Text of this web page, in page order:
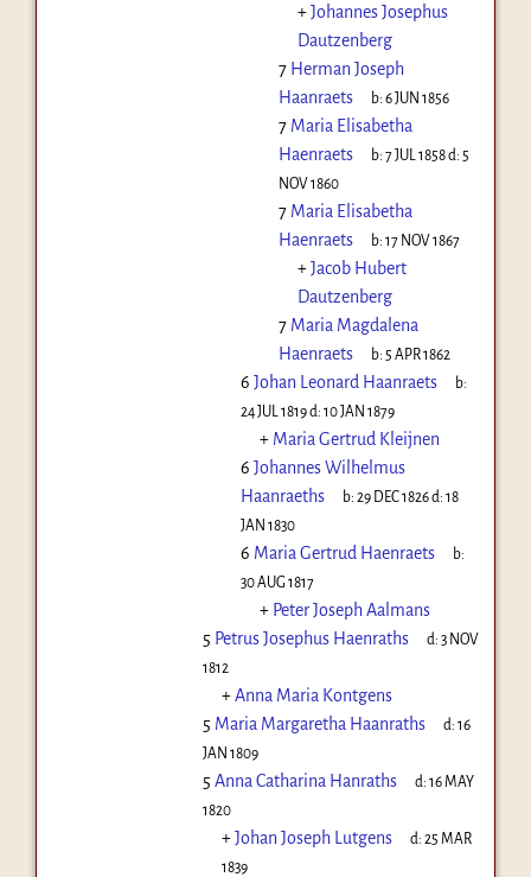
+Johannes Josephus
Dautzenberg
7 Herman Joseph
Haanraets
b:6 JUN 1856
7 Maria Elisabetha
Haenraets
b:7 JUL 1858d: 5
NOV 1860
7 Maria Elisabetha
Haenraets
b:17 NOV 1867
+Jacob Hubert
Dautzenberg
7 Maria Magdalena
Haenraets
b: 5 APR 1862
6 Johan Leonard Haanraets
b:
24 JUL 1819d: 10 JAN 1879
+ Maria Gertrud Kleijnen
6 Johannes Wilhelmus
Haanraeths
b:29 DEC 1826d:18
JAN 1830
6 Maria Gertrud Haenraets
b:
30 AUG 1817
+ Peter Joseph Aalmans
5 Petrus Josephus Haenraths d:3 NOV
1812
+Anna Maria Kontgens
5 Maria Margaretha Haanraths d:16
JAN 1809
5 Anna Catharina Hanraths d:16 MAY
1820
+Johan Joseph Lutgens d:25 MAR
1839